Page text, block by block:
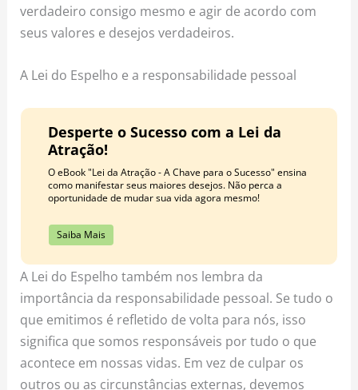
verdadeiro consigo mesmo e agir de acordo com
seus valores e desejos verdadeiros.
A Lei do Espelho e a responsabilidade pessoal
Desperte o Sucesso com a Lei da
Atração!
O eBook "Lei da Atração - A Chave para o Sucesso" ensina
como manifestar seus maiores desejos. Não perca a
oportunidade de mudar sua vida agora mesmo!
Saiba Mais
A Lei do Espelho também nos lembra da
importância da responsabilidade pessoal. Se tudo o
que emitimos é refletido de volta para nós, isso
significa que somos responsáveis por tudo o que
acontece em nossas vidas. Em vez de culpar os
outros ou as circunstâncias externas, devemos